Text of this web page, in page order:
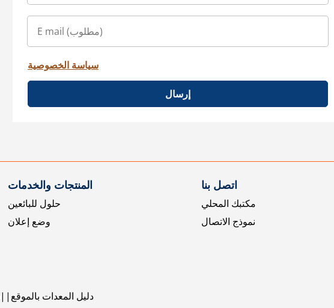
سياسة الخصوصية
إرسال
المنتجات والخدمات
حلول للبائعين
وضع إعلان
اتصل بنا
مكتبك المحلي
نموذج الاتصال
دليل المعدات بالموقع